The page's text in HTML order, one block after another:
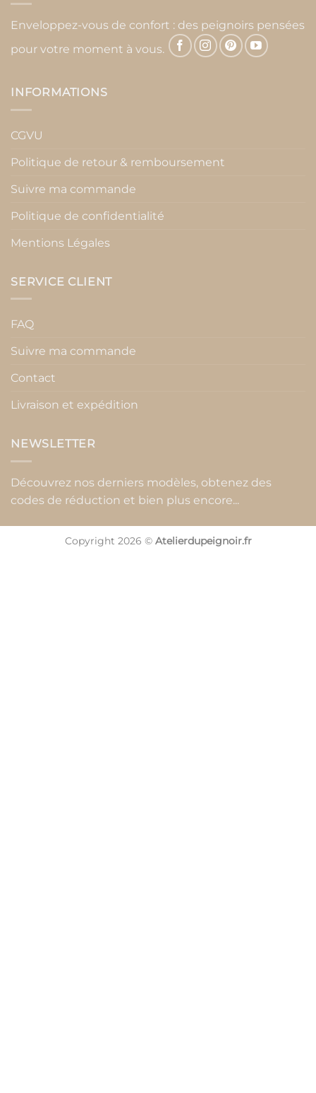
Enveloppez-vous de confort : des peignoirs pensées
pour votre moment à vous.
INFORMATIONS
CGVU
Politique de retour & remboursement
Suivre ma commande
Politique de confidentialité
Mentions Légales
SERVICE CLIENT
FAQ
Suivre ma commande
Contact
Livraison et expédition
NEWSLETTER
Découvrez nos derniers modèles, obtenez des
codes de réduction et bien plus encore...
Copyright 2026 © Atelierdupeignoir.fr